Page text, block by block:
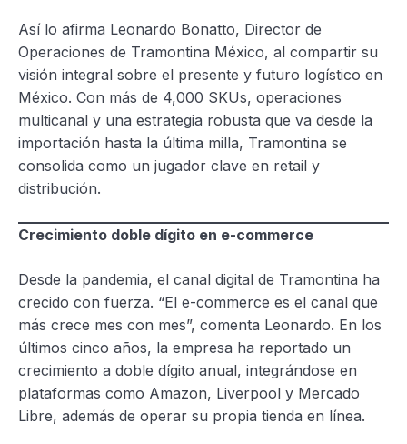
Así lo afirma Leonardo Bonatto, Director de
Operaciones de Tramontina México, al compartir su
visión integral sobre el presente y futuro logístico en
México. Con más de 4,000 SKUs, operaciones
multicanal y una estrategia robusta que va desde la
importación hasta la última milla, Tramontina se
consolida como un jugador clave en retail y
distribución.
Crecimiento doble dígito en e-commerce
Desde la pandemia, el canal digital de Tramontina ha
crecido con fuerza. “El e-commerce es el canal que
más crece mes con mes”, comenta Leonardo. En los
últimos cinco años, la empresa ha reportado un
crecimiento a doble dígito anual, integrándose en
plataformas como Amazon, Liverpool y Mercado
Libre, además de operar su propia tienda en línea.